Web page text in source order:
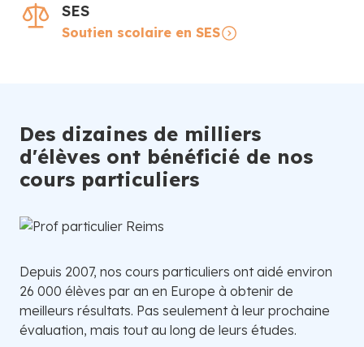
SES
Soutien scolaire en SES
Des dizaines de milliers
d'élèves ont bénéficié de nos
cours particuliers
Depuis 2007, nos cours particuliers ont aidé environ
26 000 élèves par an en Europe à obtenir de
meilleurs résultats. Pas seulement à leur prochaine
évaluation, mais tout au long de leurs études.